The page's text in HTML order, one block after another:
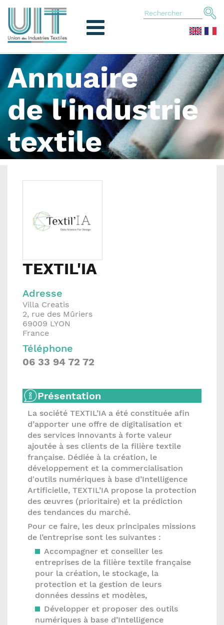
Annuaire
de l'industrie
textile
TEXTIL'IA
Adresse
Villa Creatis
2, rue des Mûriers
69009 LYON
France
Téléphone
06 33 94 72 72
Présentation
La société TEXTIL’IA a été constituée afin
d’apporter une offre de digitalisation et
des services innovants à forte valeur
ajoutée à ses clients de la filière textile
française. Dédiée à la création, le
développement et la commercialisation
d'outils numériques à base d’Intelligence
Artificielle, TEXTIL’IA propose la protection
des œuvres (prioritaire) et la prédiction
des tendances du marché.
Pour ce faire, les deux principales missions
de l’entreprise sont les suivantes :
Accompagner et conseiller les
entreprises de la filière textile française
pour la création, le stockage, la
protection et la gestion de leurs
données dessins et modèles,
Développer et proposer des outils
numériques à base d’Intelligence